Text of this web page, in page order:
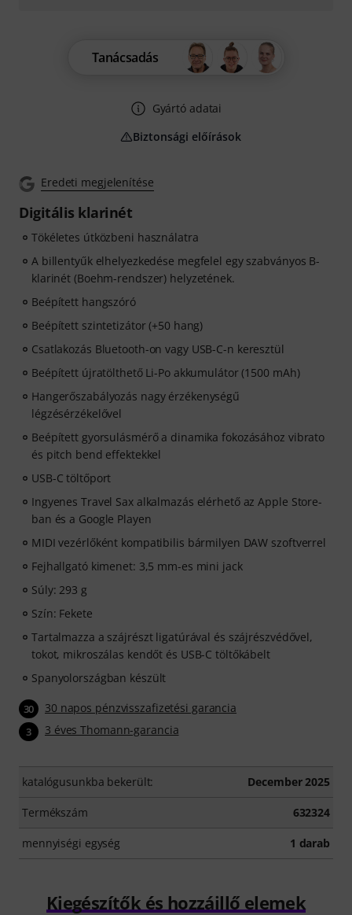
Eredeti megjelenítése
Digitális klarinét
Tökéletes útközbeni használatra
A billentyűk elhelyezkedése megfelel egy szabványos B-
klarinét (Boehm-rendszer) helyzetének.
Beépített hangszóró
Beépített szintetizátor (+50 hang)
Csatlakozás Bluetooth-on vagy USB-C-n keresztül
Beépített újratölthető Li-Po akkumulátor (1500 mAh)
Hangerőszabályozás nagy érzékenységű
légzésérzékelővel
Beépített gyorsulásmérő a dinamika fokozásához vibrato
és pitch bend effektekkel
USB-C töltőport
Ingyenes Travel Sax alkalmazás elérhető az Apple Store-
ban és a Google Playen
MIDI vezérlőként kompatibilis bármilyen DAW szoftverrel
Fejhallgató kimenet: 3,5 mm-es mini jack
Súly: 293 g
Szín: Fekete
Tartalmazza a szájrészt ligatúrával és szájrészvédővel,
tokot, mikroszálas kendőt és USB-C töltőkábelt
Spanyolországban készült
30 30 napos pénzvisszafizetési garancia
3 3 éves Thomann-garancia
katalógusunkba bekerült: December 2025
Termékszám 632324
mennyiségi egység 1 darab
Tanácsadás
Gyártó adatai
Biztonsági előírások
Kiegészítők és hozzáillő elemek